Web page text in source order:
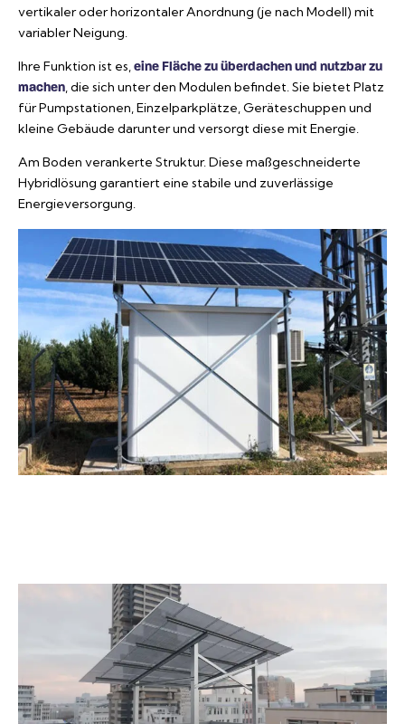
vertikaler oder horizontaler Anordnung (je nach Modell) mit
variabler Neigung.
Ihre Funktion ist es,eine Fläche zu überdachen und nutzbar zu
machen, die sich unter den Modulen befindet. Sie bietet Platz
für Pumpstationen, Einzelparkplätze, Geräteschuppen und
kleine Gebäude darunter und versorgt diese mit Energie.
Am Boden verankerte Struktur. Diese maßgeschneiderte
Hybridlösung garantiert eine stabile und zuverlässige
Energieversorgung.